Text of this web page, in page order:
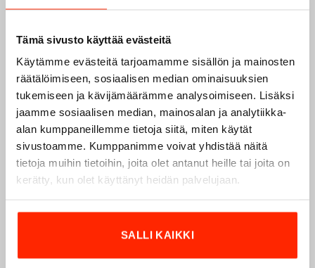
Tämä sivusto käyttää evästeitä
Käytämme evästeitä tarjoamamme sisällön ja mainosten
räätälöimiseen, sosiaalisen median ominaisuuksien
tukemiseen ja kävijämäärämme analysoimiseen. Lisäksi
jaamme sosiaalisen median, mainosalan ja analytiikka-
alan kumppaneillemme tietoja siitä, miten käytät
sivustoamme. Kumppanimme voivat yhdistää näitä
tietoja muihin tietoihin, joita olet antanut heille tai joita on
kerätty, kun olet käyttänyt heidän palvelujaan.
SALLI KAIKKI
M05 lumikuvio
14,93€
Tällä
tuotteella
on
useampi
muunnelma.
Voit
valinnat
tuotteen
sivulla.
Add to
Naamioverkko M05
-20%
Add to
9,90€ –14,70€
Price